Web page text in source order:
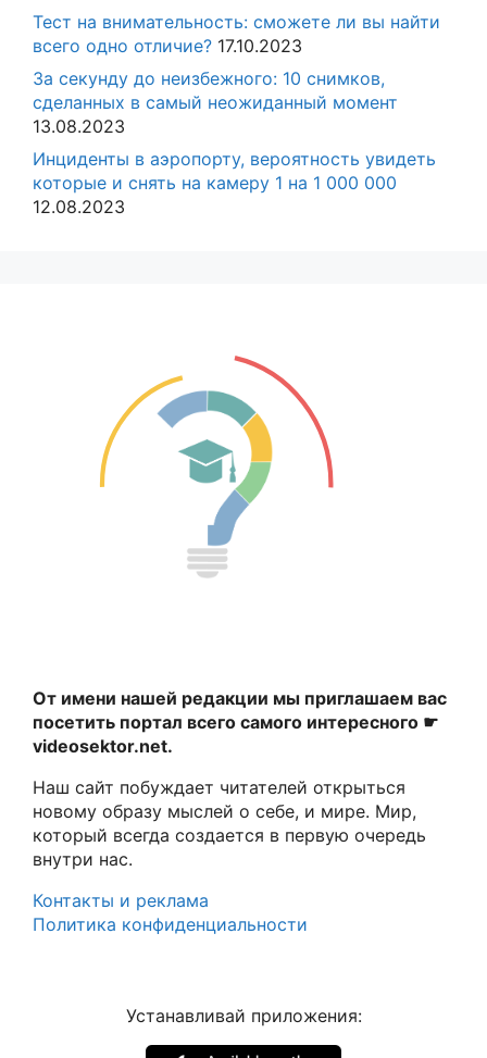
Тест на внимательность: сможете ли вы найти
всего одно отличие? 17.10.2023
За секунду до неизбежного: 10 снимков,
сделанных в самый неожиданный момент
13.08.2023
Инциденты в аэропорту, вероятность увидеть
которые и снять на камеру 1 на 1 000 000
12.08.2023
От имени нашей редакции мы приглашаем вас
посетить портал всего самого интересного ☛
videosektor.net.
Наш сайт побуждает читателей открыться
новому образу мыслей о себе, и мире. Мир,
который всегда создается в первую очередь
внутри нас.
Контакты и реклама
Политика конфиденциальности
Устанавливай приложения: